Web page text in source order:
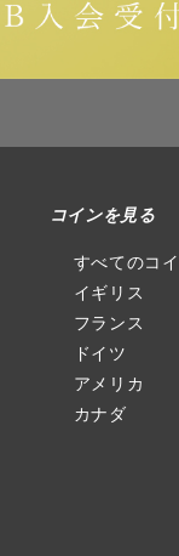
コインを見る
すべてのコ
イギリス
フランス
ドイツ
アメリカ
カナダ